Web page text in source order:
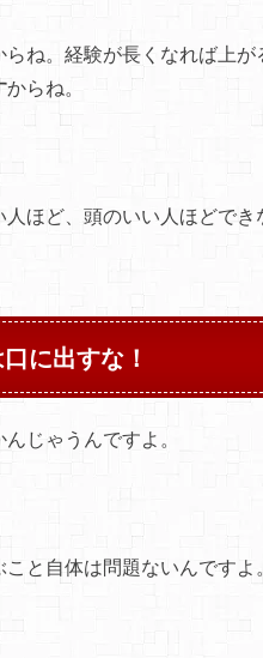
ね。経験が長くなれば上が
からね。
ほど、頭のいい人ほどでき
に出すな！
じゃうんですよ。
と自体は問題ないんですよ。